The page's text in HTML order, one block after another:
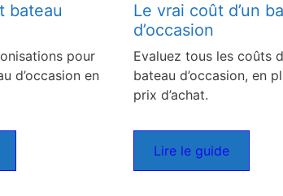
bateau
pour
d’occasion en
Le vrai coût d’un
d’occasion
Evaluez tous les coûts
bateau d’occasion, en
prix d’achat.
Lire le guide